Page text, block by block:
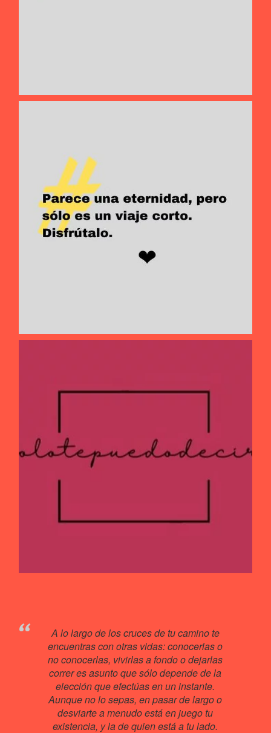
A lo largo de los cruces de tu camino te
encuentras con otras vidas: conocerlas o
no conocerlas, vivirlas a fondo o dejarlas
correr es asunto que sólo depende de la
elección que efectúas en un instante.
Aunque no lo sepas, en pasar de largo o
desviarte a menudo está en juego tu
existencia, y la de quien está a tu lado.